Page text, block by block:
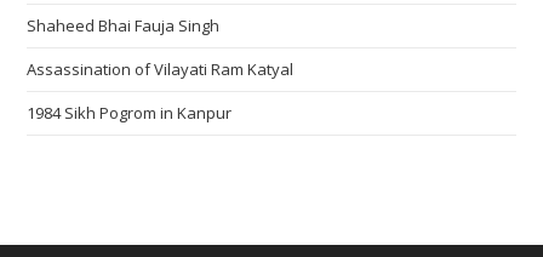
Shaheed Bhai Fauja Singh
Assassination of Vilayati Ram Katyal
1984 Sikh Pogrom in Kanpur